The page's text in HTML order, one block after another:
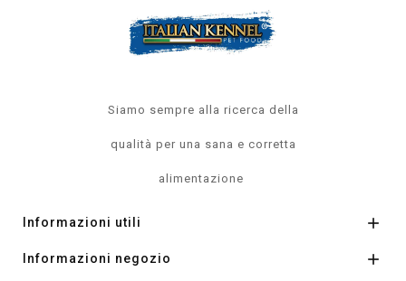
Siamo sempre alla ricerca della
qualità per una sana e corretta
alimentazione
Informazioni utili 
Informazioni negozio 